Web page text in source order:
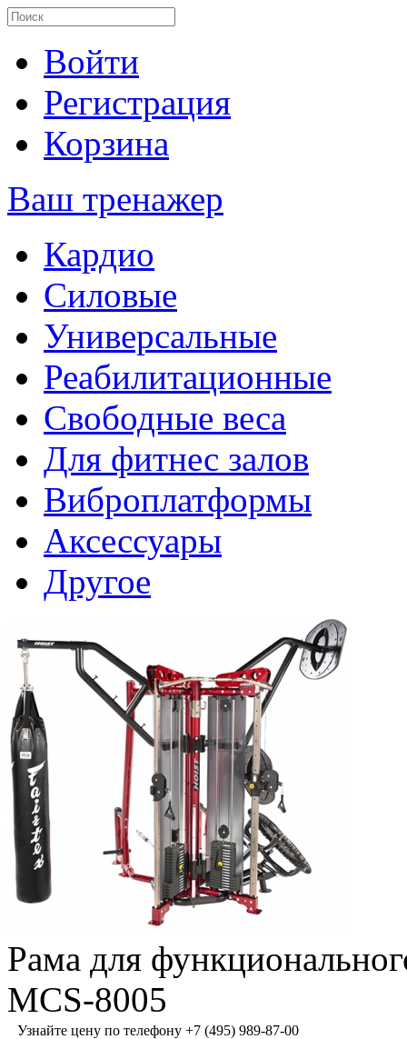
Войти
Регистрация
Корзина
Ваш тренажер
Кардио
Силовые
Универсальные
Реабилитационные
Свободные веса
Для фитнес залов
Виброплатформы
Аксессуары
Другое
Рама для
MCS-8005
Узнайте цену по телефону +7 (495) 989-87-00